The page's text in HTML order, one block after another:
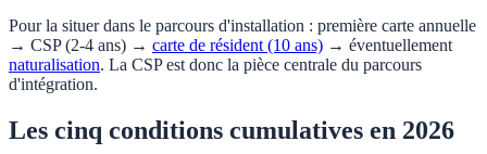
Pour la situer dans le parcours d'installation : première carte annuelle
→ CSP (2-4 ans) → carte de résident (10 ans) → éventuellement
naturalisation. La CSP est donc la pièce centrale du parcours
d'intégration.
Les cinq conditions cumulatives en 2026